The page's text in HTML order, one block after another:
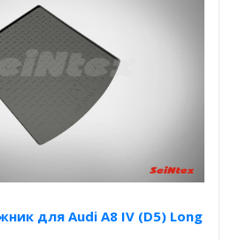
для Audi A8 IV (D5) Long